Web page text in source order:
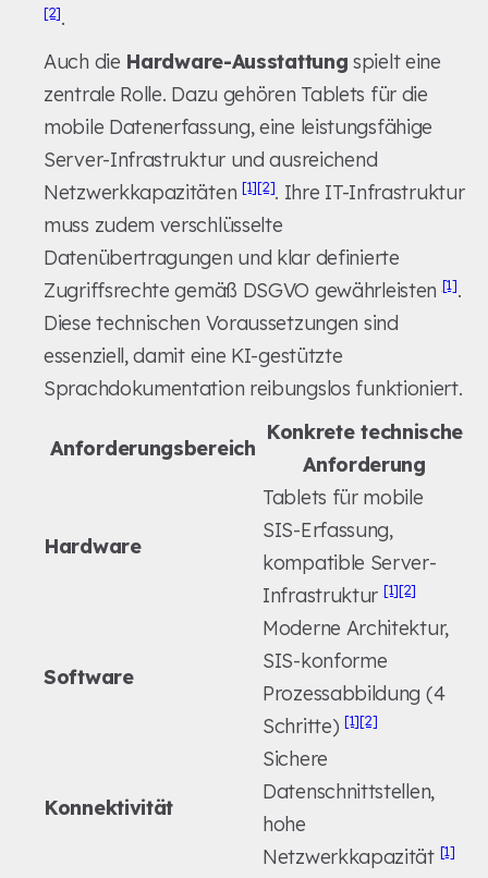
[2].
Auch die Hardware-Ausstattung spielt eine
zentrale Rolle. Dazu gehören Tablets für die
mobile Datenerfassung, eine leistungsfähige
Server-Infrastruktur und ausreichend
Netzwerkkapazitäten [1][2]. Ihre IT-Infrastruktur
muss zudem verschlüsselte
Datenübertragungen und klar definierte
Zugriffsrechte gemäß DSGVO gewährleisten[1].
Diese technischen Voraussetzungen sind
essenziell, damit eine KI-gestützte
Sprachdokumentation reibungslos funktioniert.
Anforderungsbereich
Konkrete technische
Anforderung
Hardware
Tablets für mobile
SIS-Erfassung,
kompatible Server-
Infrastruktur[1][2]
Software
Moderne Architektur,
SIS-konforme
Prozessabbildung (4
Schritte) [1][2]
Konnektivität
Sichere
Datenschnittstellen,
hohe
Netzwerkkapazität [1]